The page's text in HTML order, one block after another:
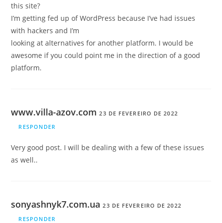
this site?
I’m getting fed up of WordPress because I’ve had issues
with hackers and I’m
looking at alternatives for another platform. I would be
awesome if you could point me in the direction of a good
platform.
www.villa-azov.com 23 DE FEVEREIRO DE 2022
RESPONDER
Very good post. I will be dealing with a few of these issues
as well..
sonyashnyk7.com.ua 23 DE FEVEREIRO DE 2022
RESPONDER